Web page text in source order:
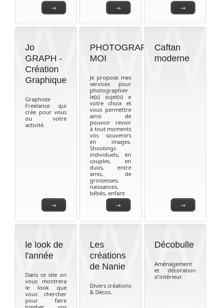
→ → →
→
Jo
GRAPH -
Création
Graphique
Graphiste
Freelance qui
crée pour vous
ou votre
activité.
→
PHOTOGRAPHIQUEMENT-
MOI
Je propose mes
services pour
photographier
le(s) sujet(s) e
votre choix et
vous permettre
ainsi de
pouvoir revoir
à tout moments
vos souvenirs
en images.
Shootings
individuels, en
couples, en
duos, entre
amis, de
grossesses,
naissances,
bébés, enfant
→
Caftan
moderne
le look de
l'année
Dans ce site on
vous montrera
le look que
vous chercher
pour faire
Les
créations
de Nanie
Divers créations
& Décos.
Décobulle
Aménagement
et décoration
d'intérieur.